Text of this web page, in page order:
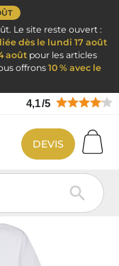
Le site reste ouvert :
dès le lundi 17 août
aoûtpour les articles
offrons 10 % avec le
4,1/5

DEVIS
médicale homme